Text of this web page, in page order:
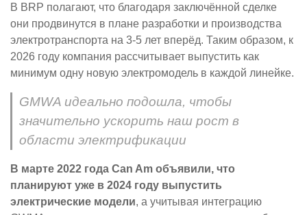
В BRP полагают, что благодаря заключённой сделке
они продвинутся в плане разработки и производства
электротранспорта на 3-5 лет вперёд. Таким образом, к
2026 году компания рассчитывает выпустить как
минимум одну новую электромодель в каждой линейке.
GMWA идеально подошла, чтобы
значительно ускорить наш рост в
области электрификации
В марте 2022 года Can Am объявили, что
планируют уже в 2024 году выпустить
электрические модели, а учитывая интеграцию